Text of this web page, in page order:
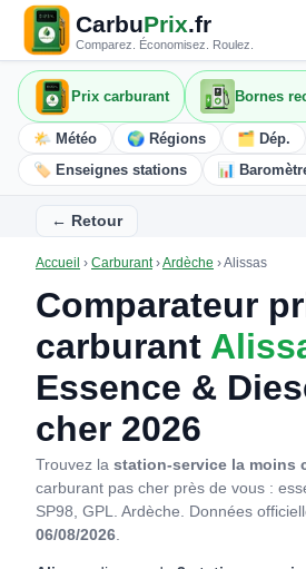
CarbuPrix.fr
Comparez. Économisez. Roulez.
Prix carburant Bornes
🌤️ Météo 🌍 Régions
🗂️ Dép.
🏷️ Enseignes stations
📊
← Retour
Accueil › Carburant›Ardèche ›Alissas
Comparateur
carburant
Essence &
cher 2026
Trouvez la station-service la moins
carburant pas cher près de vous :
SP98, GPL. Ardèche. Données
06/08/2026.